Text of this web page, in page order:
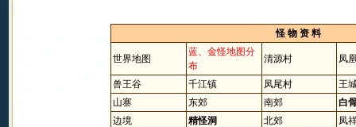
怪 物 资 料
世界地图
蓝、金怪地图分
布
清源村 凤
兽王谷 千江镇 凤尾村
王
山寨
东郊 南郊
白
边境
精怪洞 北郊
凤